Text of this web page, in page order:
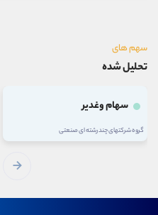
سهم های
تحلیل شده
سهام وغدیر
گروه شرکتهای چند رشته ای صنعتی